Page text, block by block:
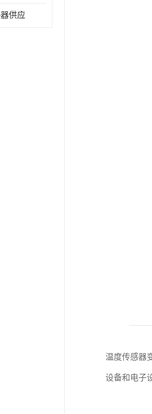
供应
温度传感器
设备和电子